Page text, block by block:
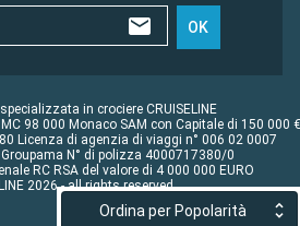
Ordina per Popolarità
OK
in crociere CRUISELINE
98 000 Monaco SAM con Capitale di 150 000 €
Licenza di agenzia di viaggi n° 006 02 0007
N° di polizza 4000717380/0
RC RSA del valore di 4 000 000 EURO
2026 - all rights reserved